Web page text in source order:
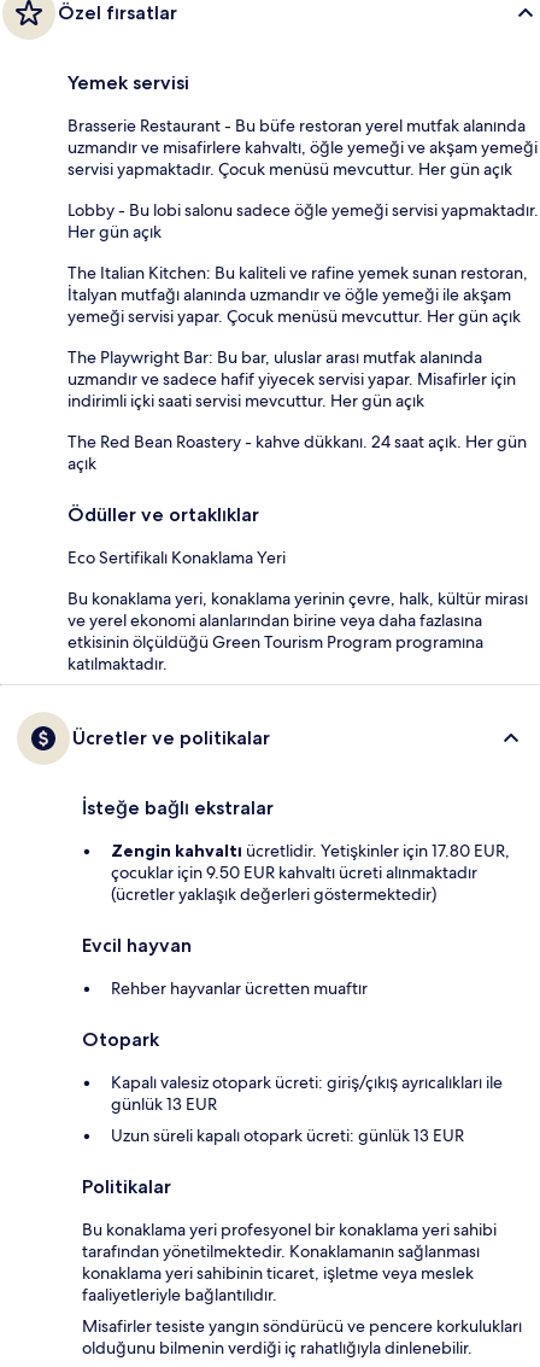
Özel fırsatlar
Yemek servisi
Brasserie Restaurant - Bu büfe restoran yerel mutfak alanında
uzmandır ve misafirlere kahvaltı, öğle yemeği ve akşam yemeği
servisi yapmaktadır. Çocuk menüsü mevcuttur. Her gün açık
Lobby - Bu lobi salonu sadece öğle yemeği servisi yapmaktadır.
Her gün açık
The Italian Kitchen: Bu kaliteli ve rafine yemek sunan restoran,
İtalyan mutfağı alanında uzmandır ve öğle yemeği ile akşam
yemeği servisi yapar. Çocuk menüsü mevcuttur. Her gün açık
The Playwright Bar: Bu bar, uluslar arası mutfak alanında
uzmandır ve sadece hafif yiyecek servisi yapar. Misafirler için
indirimli içki saati servisi mevcuttur. Her gün açık
The Red Bean Roastery - kahve dükkanı. 24 saat açık. Her gün
açık
Ödüller ve ortaklıklar
Eco Sertifikalı Konaklama Yeri
Bu konaklama yeri, konaklama yerinin çevre, halk, kültür mirası
ve yerel ekonomi alanlarından birine veya daha fazlasına
etkisinin ölçüldüğü Green Tourism Program programına
katılmaktadır.
Ücretler ve politikalar
İsteğe bağlı ekstralar
Zengin kahvaltı ücretlidir. Yetişkinler için 17.80 EUR,
çocuklar için 9.50 EUR kahvaltı ücreti alınmaktadır
(ücretler yaklaşık değerleri göstermektedir)
Evcil hayvan
Rehber hayvanlar ücretten muaftır
Otopark
Kapalı valesiz otopark ücreti: giriş/çıkış ayrıcalıkları ile
günlük 13 EUR
Uzun süreli kapalı otopark ücreti: günlük 13 EUR
Politikalar
Bu konaklama yeri profesyonel bir konaklama yeri sahibi
tarafından yönetilmektedir. Konaklamanın sağlanması
konaklama yeri sahibinin ticaret, işletme veya meslek
faaliyetleriyle bağlantılıdır.
Misafirler tesiste yangın söndürücü ve pencere korkulukları
olduğunu bilmenin verdiği iç rahatlığıyla dinlenebilir.